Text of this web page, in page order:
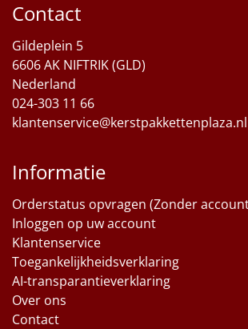
Contact
Gildeplein 5
6606 AK NIFTRIK (GLD)
Nederland
024-303 11 66
klantenservice@kerstpakkettenplaza.nl
Informatie
Orderstatus opvragen (Zonder
Inloggen op uw account
Klantenservice
Toegankelijkheidsverklaring
AI-transparantieverklaring
Over ons
Contact